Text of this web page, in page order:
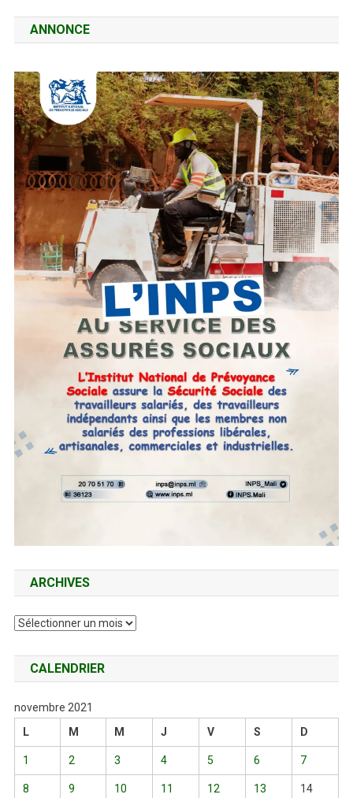
ANNONCE
ARCHIVES
Archives
CALENDRIER
novembre 2021
L
M M J V S D
1 2 3 4 5 6 7
8 9 10 11 12 13 14